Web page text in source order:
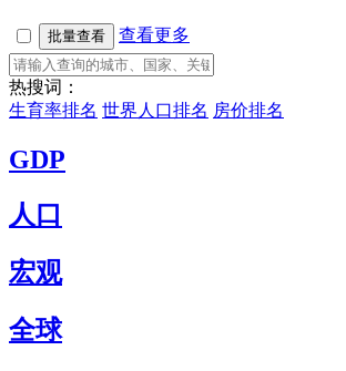
批量查看 查看更多
热搜词：
生育率排名 世界人口排名 房价排名
GDP
人口
宏观
全球